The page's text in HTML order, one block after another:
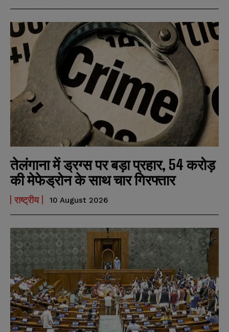
N
a
m
N
a
m
तेलंगाना में ड्रग्स पर बड़ा प्रहार, 54 करोड़
की मेफेड्रोन के साथ चार गिरफ्तार
राष्ट्रीय 10 August 2026